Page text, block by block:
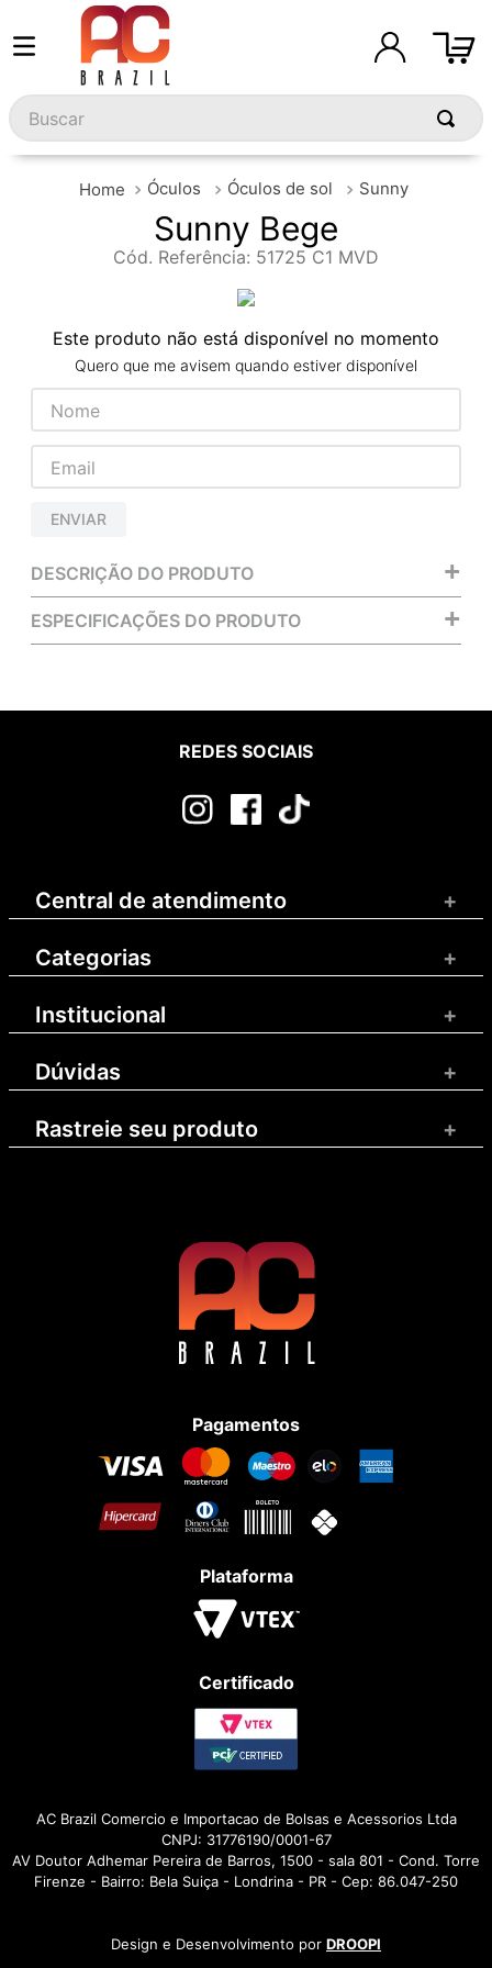
Buscar
Óculos Óculos de sol Sunny
Sunny Bege
Cód. Referência: 51725 C1 MVD
Este produto não está disponível no momento
Quero que me avisem quando estiver disponível
ENVIAR
DESCRIÇÃO DO PRODUTO +
ESPECIFICAÇÕES DO PRODUTO +
REDES SOCIAIS
Central de atendimento +
Categorias +
Institucional +
Dúvidas +
Rastreie seu produto +
Pagamentos
Plataforma
Certificado
AC Brazil Comercio e Importacao de Bolsas e Acessorios Ltda
CNPJ: 31776190/0001-67
AV Doutor Adhemar Pereira de Barros, 1500 - sala 801 - Cond. Torre
Firenze - Bairro: Bela Suiça - Londrina - PR - Cep: 86.047-250
Design e Desenvolvimento por DROOPI